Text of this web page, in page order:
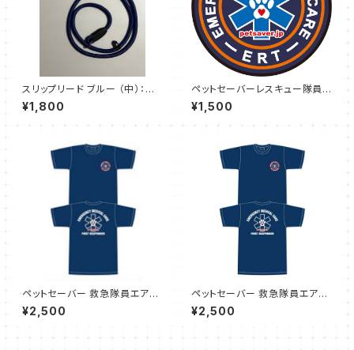
スリップリード ブルー （中）：ペ
ットのしつけやトレーニングに最
適
¥1,800
ペットセーバーレスキュー隊員
（ERT）熱圧着ワッペン
¥1,500
ペットセーバー 救急隊員エアラ
イドTシャツ(First Responde
r) サイズ XXL
¥2,500
ペットセーバー 救急隊員エアラ
イドTシャツ(First Responde
r) サイズ S
¥2,500